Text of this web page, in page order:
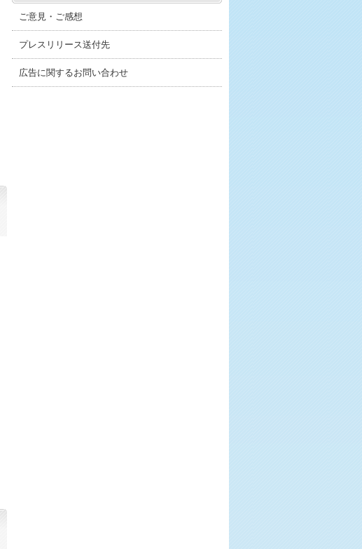
ご意見・ご感想
プレスリリース送付先
広告に関するお問い合わせ